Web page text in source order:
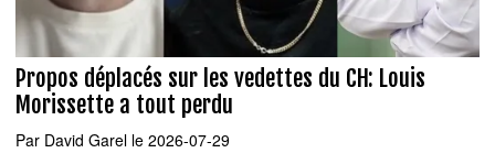
Propos déplacés sur les vedettes du CH: Louis
Morissette a tout perdu
Par David Garel le 2026-07-29